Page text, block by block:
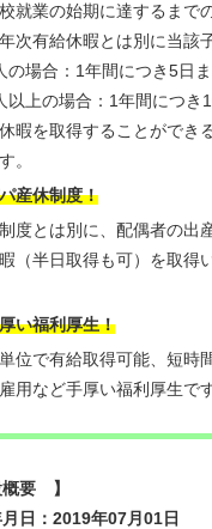
就業の始期に達するまで
次有給休暇とは別に当該
の場合：1年間につき5日
以上の場合：1年間につき
暇を取得することができ
。
産休制度！
度とは別に、配偶者の出
（半日取得も可）を取得
い福利厚生！
位で有給取得可能、短時
用など手厚い福利厚生です
要 】
日：2019年07月01日